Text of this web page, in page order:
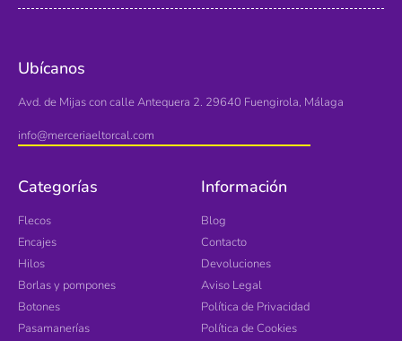
Ubícanos
Avd. de Mijas con calle Antequera 2. 29640 Fuengirola, Málaga
info@merceriaeltorcal.com
Categorías
Flecos
Encajes
Hilos
Borlas y pompones
Botones
Pasamanerías
Información
Blog
Contacto
Devoluciones
Aviso Legal
Política de Privacidad
Política de Cookies